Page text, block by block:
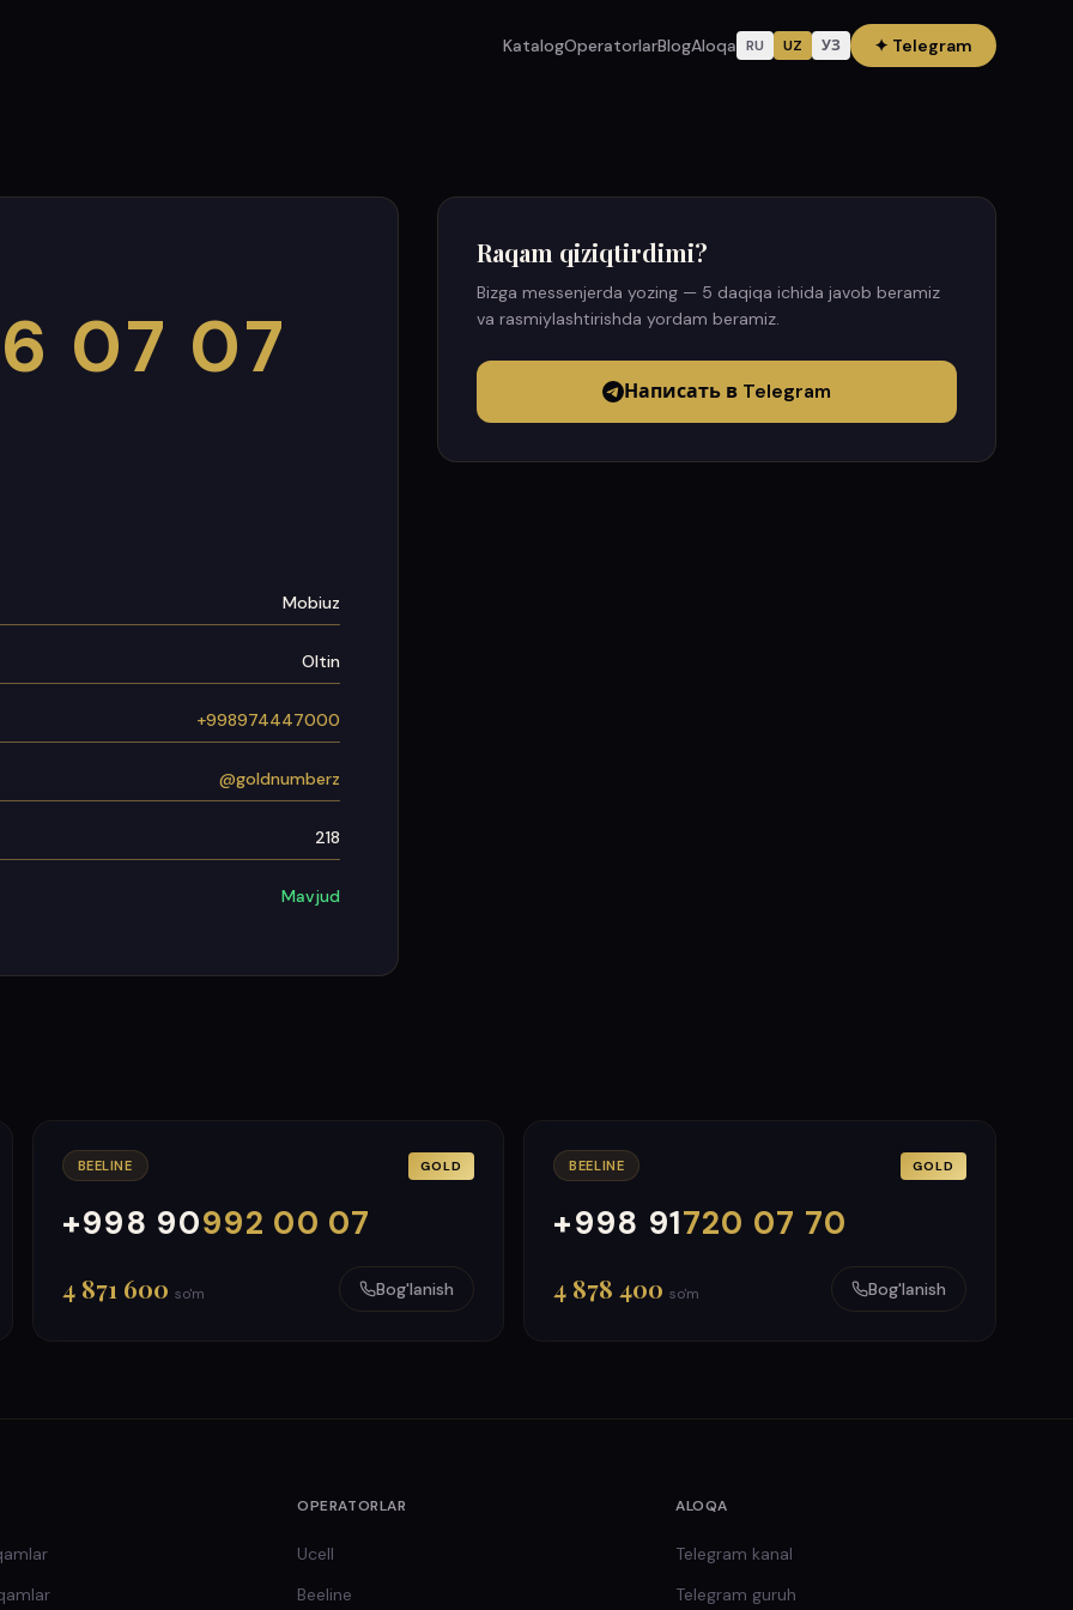
KatalogOperatorlarBlogAloqa RU UZ УЗ ✦ Telegram
07 07
Mobiuz
Oltin
+998974447000
@goldnumberz
218
Mavjud
Raqam qiziqtirdimi?
Bizga messenjerda yozing — 5 daqiqa ichida javob beramiz
va rasmiylashtirishda yordam beramiz.
Написать в Telegram
BEELINE GOLD
+998 90992 00 07
000
999
4 871 600 so'm Bog'lanish
BEELINE GOLD
+998 91720 07 70
000
999
4 878 400 so'm Bog'lanish
OPERATORLAR
Ucell
Beeline
ALOQA
Telegram kanal
Telegram guruh